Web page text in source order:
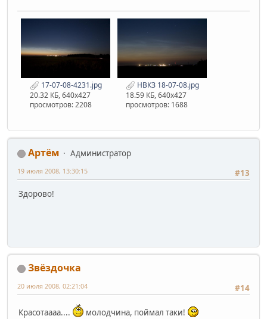
17-07-08-4231.jpg
20.32 КБ, 640x427
просмотров: 2208
НВКЗ 18-07-08.jpg
18.59 КБ, 640x427
просмотров: 1688
Артём
Администратор
#13
19 июля 2008, 13:30:15
Здорово!
Звёздочка
#14
20 июля 2008, 02:21:04
Красотаааа.... молодчина, поймал таки!